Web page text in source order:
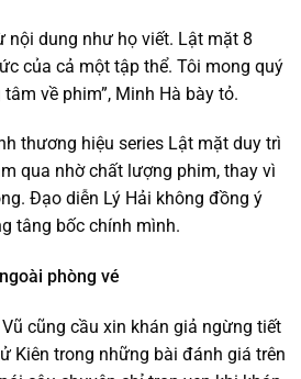
nội dung như họ viết. Lật mặt 8
của cả một tập thể. Tôi mong quý
về phim”, Minh Hà bày tỏ.
thương hiệu series Lật mặt duy trì
qua nhờ chất lượng phim, thay vì
Đạo diễn Lý Hải không đồng ý
tâng bốc chính mình.
phòng vé
cũng cầu xin khán giả ngừng tiết
Kiên trong những bài đánh giá trên